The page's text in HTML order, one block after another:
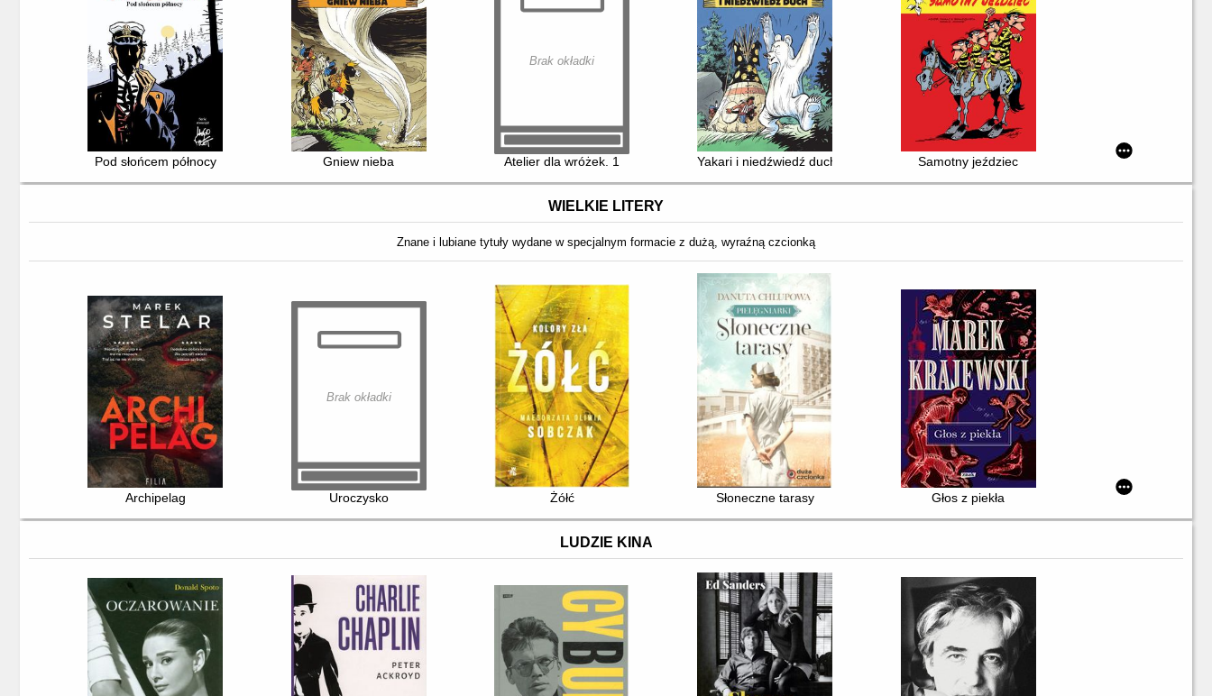
Pod słońcem północy Gniew nieba
Brak okładki
Atelier dla wróżek. 1 Yakari i niedźwiedź duch Samotny jeździec
WIELKIE LITERY
Znane i lubiane tytuły wydane w specjalnym formacie z dużą, wyraźną czcionką
Archipelag
Brak okładki
Uroczysko Żółć Słoneczne tarasy Głos z piekła
LUDZIE KINA